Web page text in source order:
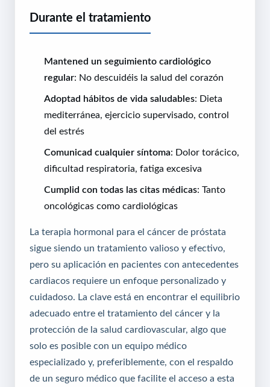
Durante el tratamiento
Mantened un seguimiento cardiológico
regular: No descuidéis la salud del corazón
Adoptad hábitos de vida saludables: Dieta
mediterránea, ejercicio supervisado, control
del estrés
Comunicad cualquier síntoma: Dolor torácico,
dificultad respiratoria, fatiga excesiva
Cumplid con todas las citas médicas: Tanto
oncológicas como cardiológicas
La terapia hormonal para el cáncer de próstata
sigue siendo un tratamiento valioso y efectivo,
pero su aplicación en pacientes con antecedentes
cardiacos requiere un enfoque personalizado y
cuidadoso. La clave está en encontrar el equilibrio
adecuado entre el tratamiento del cáncer y la
protección de la salud cardiovascular, algo que
solo es posible con un equipo médico
especializado y, preferiblemente, con el respaldo
de un seguro médico que facilite el acceso a esta